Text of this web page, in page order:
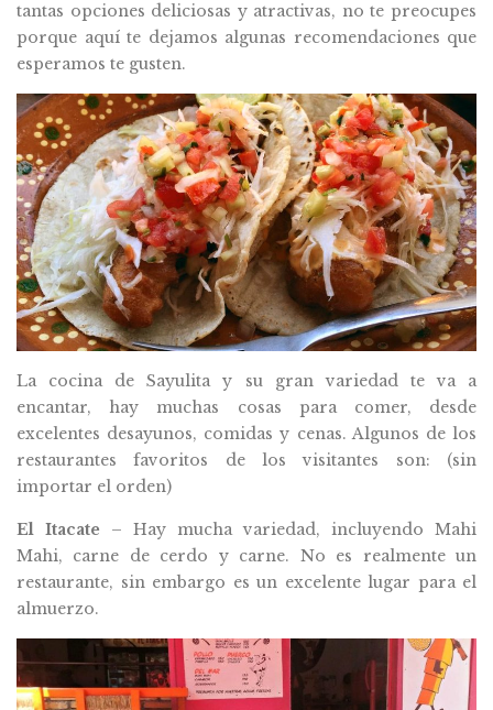
tantas opciones deliciosas y atractivas, no te preocupes
porque aquí te dejamos algunas recomendaciones que
esperamos te gusten.
La cocina de Sayulita y su gran variedad te va a
encantar, hay muchas cosas para comer, desde
excelentes desayunos, comidas y cenas. Algunos de los
restaurantes favoritos de los visitantes son: (sin
importar el orden)
El Itacate – Hay mucha variedad, incluyendo Mahi
Mahi, carne de cerdo y carne. No es realmente un
restaurante, sin embargo es un excelente lugar para el
almuerzo.